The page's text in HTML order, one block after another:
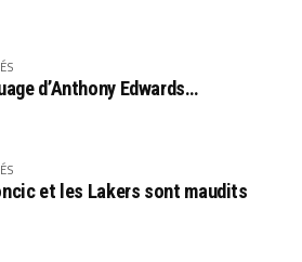
d’Anthony Edwards…
et les Lakers sont maudits